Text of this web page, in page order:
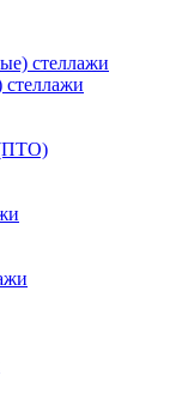
стеллажи
(ПТО)